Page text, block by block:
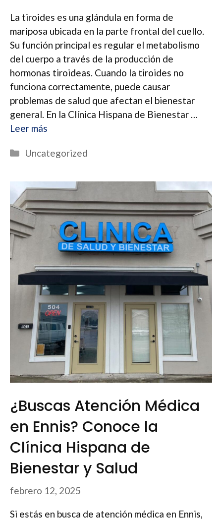
La tiroides es una glándula en forma de
mariposa ubicada en la parte frontal del cuello.
Su función principal es regular el metabolismo
del cuerpo a través de la producción de
hormonas tiroideas. Cuando la tiroides no
funciona correctamente, puede causar
problemas de salud que afectan el bienestar
general. En la Clínica Hispana de Bienestar …
Leer más
Categorías
Uncategorized
¿Buscas Atención Médica
en Ennis? Conoce la
Clínica Hispana de
Bienestar y Salud
febrero 12, 2025
Si estás en busca de atención médica en Ennis,